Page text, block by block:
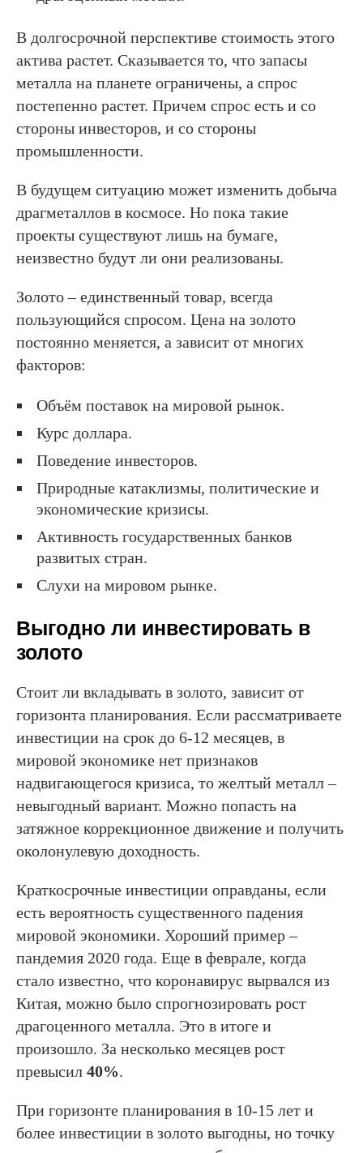
В долгосрочной перспективе стоимость этого
актива растет. Сказывается то, что запасы
металла на планете ограничены, а спрос
постепенно растет. Причем спрос есть и со
стороны инвесторов, и со стороны
промышленности.
В будущем ситуацию может изменить добыча
драгметаллов в космосе. Но пока такие
проекты существуют лишь на бумаге,
неизвестно будут ли они реализованы.
Золото – единственный товар, всегда
пользующийся спросом. Цена на золото
постоянно меняется, а зависит от многих
факторов:
Объём поставок на мировой рынок.
Курс доллара.
Поведение инвесторов.
Природные катаклизмы, политические и
экономические кризисы.
Активность государственных банков
развитых стран.
Слухи на мировом рынке.
Выгодно ли инвестировать в
золото
Стоит ли вкладывать в золото, зависит от
горизонта планирования. Если рассматриваете
инвестиции на срок до 6-12 месяцев, в
мировой экономике нет признаков
надвигающегося кризиса, то желтый металл –
невыгодный вариант. Можно попасть на
затяжное коррекционное движение и получить
околонулевую доходность.
Краткосрочные инвестиции оправданы, если
есть вероятность существенного падения
мировой экономики. Хороший пример –
пандемия 2020 года. Еще в феврале, когда
стало известно, что коронавирус вырвался из
Китая, можно было спрогнозировать рост
драгоценного металла. Это в итоге и
произошло. За несколько месяцев рост
превысил 40%.
При горизонте планирования в 10-15 лет и
более инвестиции в золото выгодны, но точку